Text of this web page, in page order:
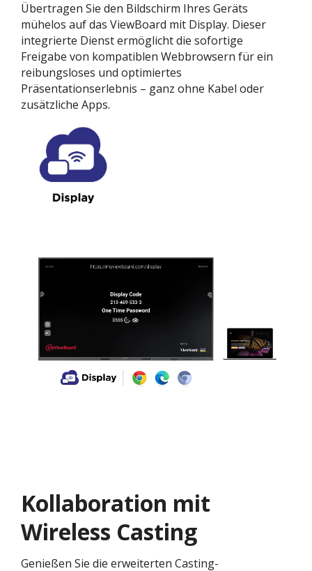
Übertragen Sie den Bildschirm Ihres Geräts
mühelos auf das ViewBoard mit Display. Dieser
integrierte Dienst ermöglicht die sofortige
Freigabe von kompatiblen Webbrowsern für ein
reibungsloses und optimiertes
Präsentationserlebnis – ganz ohne Kabel oder
zusätzliche Apps.
Kollaboration mit
Wireless Casting
Genießen Sie die erweiterten Casting-